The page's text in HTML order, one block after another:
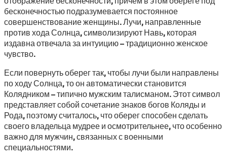
бесконечностью подразумевается постоянное
совершенствование женщины. Лучи, направленные
против хода Солнца, символизируют Навь, которая
издавна отвечала за интуицию – традиционно женское
чувство.
Если повернуть оберег так, чтобы лучи были направлены
по ходу Солнца, то он автоматически становится
Колядником – типично мужским талисманом. Этот символ
представляет собой сочетание знаков богов Коляды и
Рода, поэтому считалось, что оберег способен сделать
своего владельца мудрее и осмотрительнее, что особенно
важно для мужчин, связанных с военными
специальностями.